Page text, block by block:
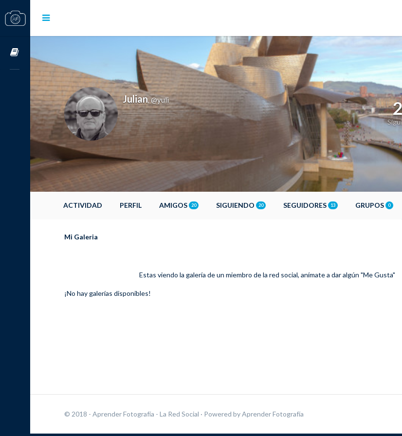
Julian, @yuli
ACTIVIDAD PERFIL AMIGOS 20 SIGUIENDO 20 SEGUIDORES 13 GRUPOS 0
Mi Galeria
Estas viendo la galería de un miembro de la red social, anímate a dar algún "Me Gusta"
¡No hay galerías disponibles!
© 2018 - Aprender Fotografía - La Red Social · Powered byAprender Fotografía